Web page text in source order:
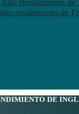
rendimiento de
DE